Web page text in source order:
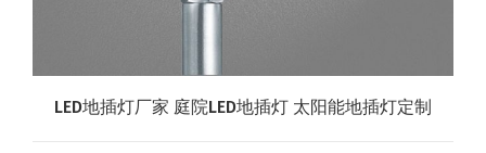
LED地插灯厂家 庭院LED地插灯 太阳能地插灯定制